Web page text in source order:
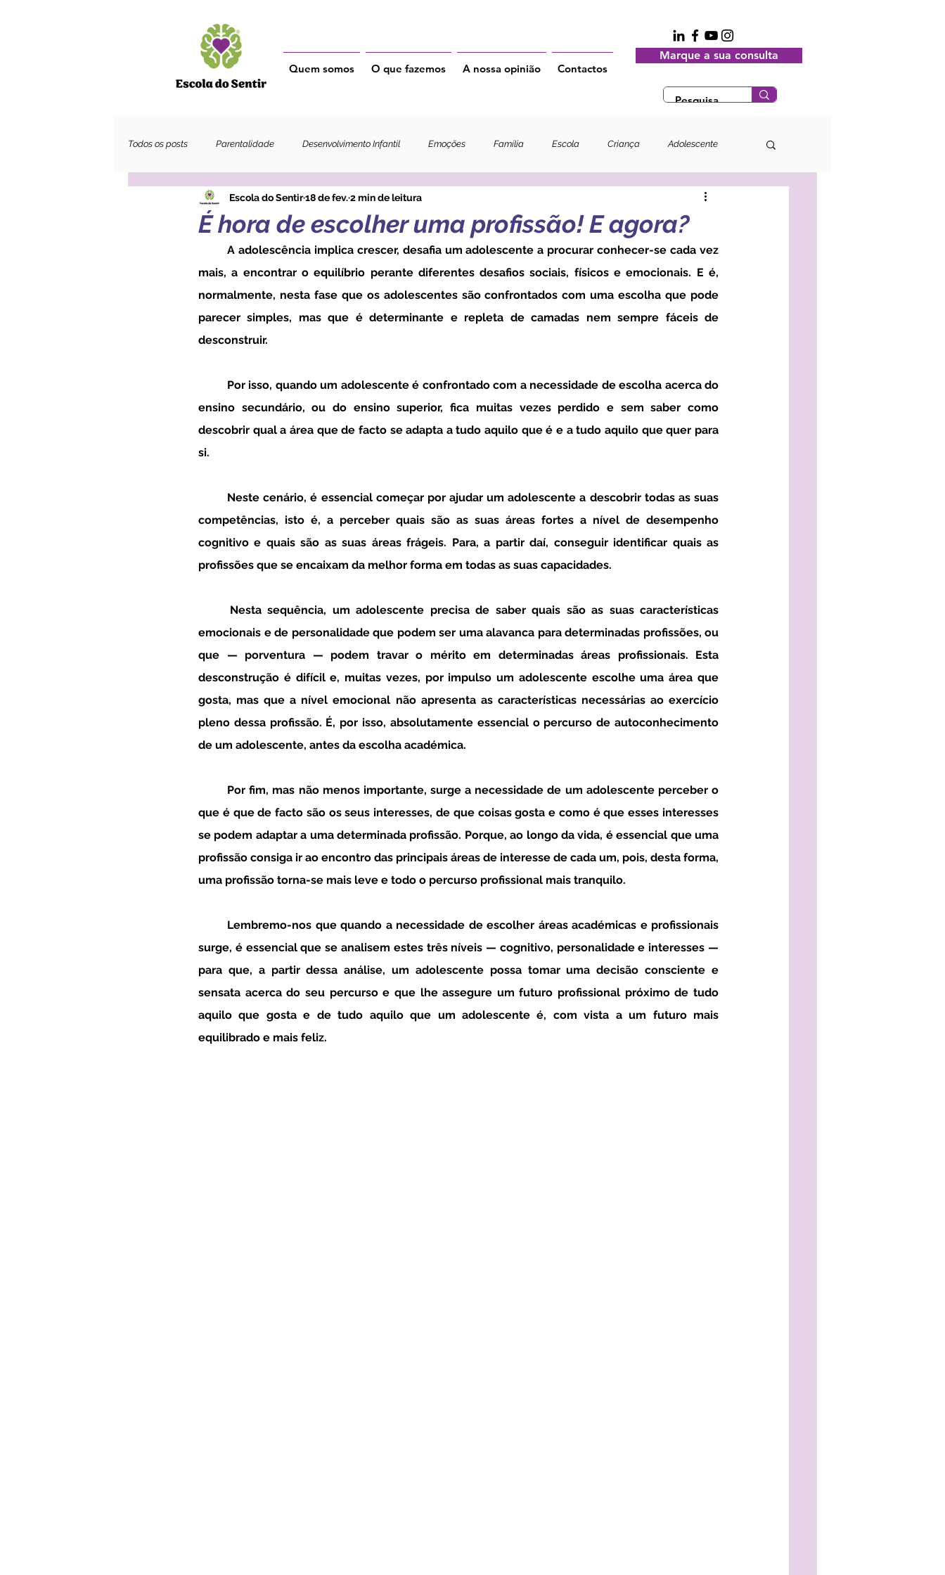
Quem somos O que fazemos A nossa opinião Contactos
Marque a sua consulta
Todos os posts Parentalidade Desenvolvimento Infantil Emoções Família Escola Criança Adolescente
É hora de escolher uma profissão! E agora?
Escola do Sentir18 de fev.2 min de leitura
mais, a encontrar o equilíbrio perante diferentes desafios sociais, físicos e emocionais. E é,
normalmente, nesta fase que os adolescentes são confrontados com uma escolha que pode
parecer simples, mas que é determinante e repleta de camadas nem sempre fáceis de
desconstruir.
ensino secundário, ou do ensino superior, fica muitas vezes perdido e sem saber como
descobrir qual a área que de facto se adapta a tudo aquilo que é e a tudo aquilo que quer para
si.
competências, isto é, a perceber quais são as suas áreas fortes a nível de desempenho
cognitivo e quais são as suas áreas frágeis. Para, a partir daí, conseguir identificar quais as
profissões que se encaixam da melhor forma em todas as suas capacidades.
emocionais e de personalidade que podem ser uma alavanca para determinadas profissões, ou
que — porventura — podem travar o mérito em determinadas áreas profissionais. Esta
desconstrução é difícil e, muitas vezes, por impulso um adolescente escolhe uma área que
gosta, mas que a nível emocional não apresenta as características necessárias ao exercício
pleno dessa profissão. É, por isso, absolutamente essencial o percurso de autoconhecimento
de um adolescente, antes da escolha académica.
que é que de facto são os seus interesses, de que coisas gosta e como é que esses interesses
se podem adaptar a uma determinada profissão. Porque, ao longo da vida, é essencial que uma
profissão consiga ir ao encontro das principais áreas de interesse de cada um, pois, desta forma,
uma profissão torna-se mais leve e todo o percurso profissional mais tranquilo.
surge, é essencial que se analisem estes três níveis — cognitivo, personalidade e interesses —
para que, a partir dessa análise, um adolescente possa tomar uma decisão consciente e
sensata acerca do seu percurso e que lhe assegure um futuro profissional próximo de tudo
aquilo que gosta e de tudo aquilo que um adolescente é, com vista a um futuro mais
equilibrado e mais feliz.